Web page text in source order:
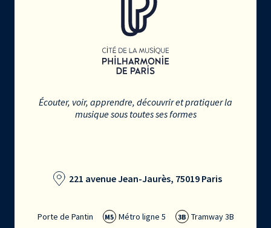
Écouter, voir, apprendre, découvrir et pratiquer la
musique sous toutes ses formes
221 avenue Jean-Jaurès, 75019 Paris
Porte de Pantin M5 Métro ligne 5 3B Tramway 3B